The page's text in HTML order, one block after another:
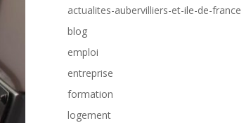
actualites-aubervilliers-et-ile-de-france
blog
emploi
entreprise
formation
logement